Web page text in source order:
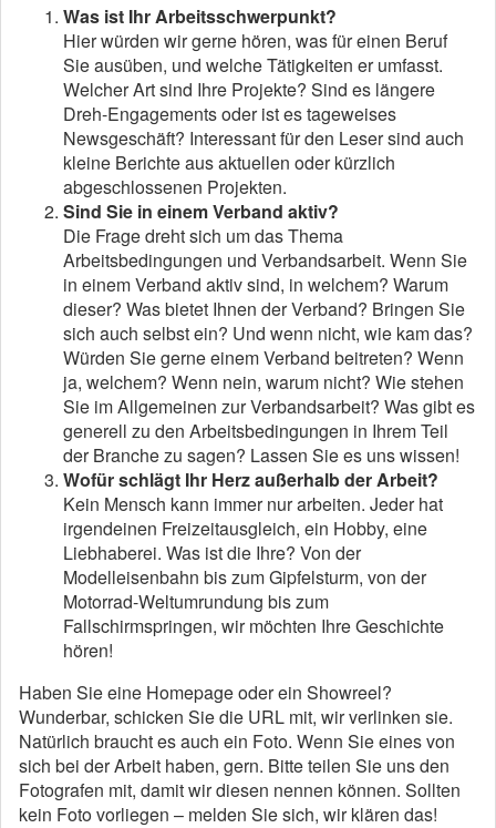
Was ist Ihr Arbeitsschwerpunkt?
Hier würden wir gerne hören, was für einen Beruf
Sie ausüben, und welche Tätigkeiten er umfasst.
Welcher Art sind Ihre Projekte? Sind es längere
Dreh-Engagements oder ist es tageweises
Newsgeschäft? Interessant für den Leser sind auch
kleine Berichte aus aktuellen oder kürzlich
abgeschlossenen Projekten.
Sind Sie in einem Verband aktiv?
Die Frage dreht sich um das Thema
Arbeitsbedingungen und Verbandsarbeit. Wenn Sie
in einem Verband aktiv sind, in welchem? Warum
dieser? Was bietet Ihnen der Verband? Bringen Sie
sich auch selbst ein? Und wenn nicht, wie kam das?
Würden Sie gerne einem Verband beitreten? Wenn
ja, welchem? Wenn nein, warum nicht? Wie stehen
Sie im Allgemeinen zur Verbandsarbeit? Was gibt es
generell zu den Arbeitsbedingungen in Ihrem Teil
der Branche zu sagen? Lassen Sie es uns wissen!
Wofür schlägt Ihr Herz außerhalb der Arbeit?
Kein Mensch kann immer nur arbeiten. Jeder hat
irgendeinen Freizeitausgleich, ein Hobby, eine
Liebhaberei. Was ist die Ihre? Von der
Modelleisenbahn bis zum Gipfelsturm, von der
Motorrad-Weltumrundung bis zum
Fallschirmspringen, wir möchten Ihre Geschichte
hören!
Haben Sie eine Homepage oder ein Showreel?
Wunderbar, schicken Sie die URL mit, wir verlinken sie.
Natürlich braucht es auch ein Foto. Wenn Sie eines von
sich bei der Arbeit haben, gern. Bitte teilen Sie uns den
Fotografen mit, damit wir diesen nennen können. Sollten
kein Foto vorliegen – melden Sie sich, wir klären das!